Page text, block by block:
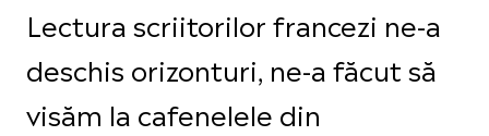
Lectura scriitorilor francezi ne-a
deschis orizonturi, ne-a făcut să
visăm la cafenelele din